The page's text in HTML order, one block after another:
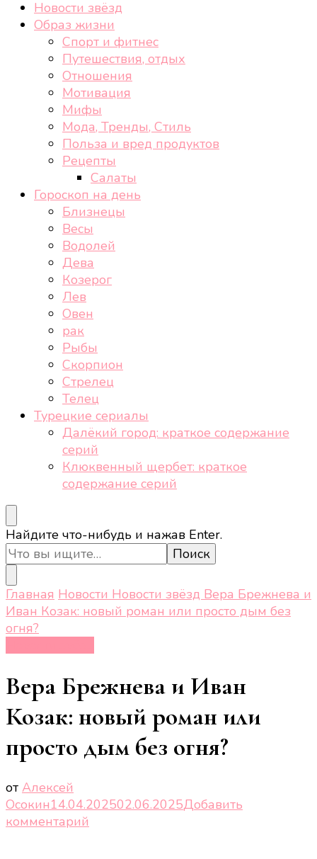
Новости звёзд
Образ жизни
Спорт и фитнес
Путешествия, отдых
Отношения
Мотивация
Мифы
Мода, Тренды, Стиль
Польза и вред продуктов
Рецепты
Салаты
Гороскоп на день
Близнецы
Весы
Водолей
Дева
Козерог
Лев
Овен
рак
Рыбы
Скорпион
Стрелец
Телец
Турецкие сериалы
Далёкий город: краткое содержание
серий
Клюквенный щербет: краткое
содержание серий
Ищите
что-
то?
Найдите что-нибудь и нажав Enter.
Главная Новости Новости звёзд Вера Брежнева и
Иван Козак: новый роман или просто дым без
огня?
Вера Брежнева и Иван
Козак: новый роман или
просто дым без огня?
от Алексей
Осокин14.04.202502.06.2025Добавить
комментарий